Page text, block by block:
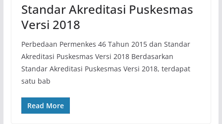
Standar Akreditasi Puskesmas
Versi 2018
Perbedaan Permenkes 46 Tahun 2015 dan Standar
Akreditasi Puskesmas Versi 2018 Berdasarkan
Standar Akreditasi Puskesmas Versi 2018, terdapat
satu bab
Read More